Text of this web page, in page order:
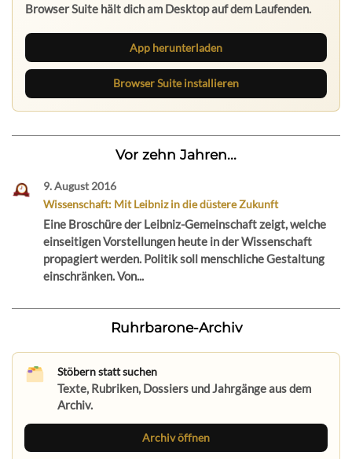
Browser Suite hält dich am Desktop auf dem Laufenden.
App herunterladen
Browser Suite installieren
Vor zehn Jahren...
9. August 2016
Wissenschaft: Mit Leibniz in die düstere Zukunft
Eine Broschüre der Leibniz-Gemeinschaft zeigt, welche
einseitigen Vorstellungen heute in der Wissenschaft
propagiert werden. Politik soll menschliche Gestaltung
einschränken. Von...
Ruhrbarone-Archiv
Stöbern statt suchen
Texte, Rubriken, Dossiers und Jahrgänge aus dem
Archiv.
Archiv öffnen